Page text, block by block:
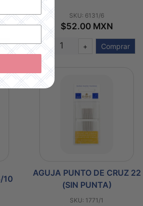
SKU: 6131/6
$52.00 MXN
- + Comprar
10
AGUJA PUNTO DE CRUZ 22
(SIN PUNTA)
SKU: 1771/1